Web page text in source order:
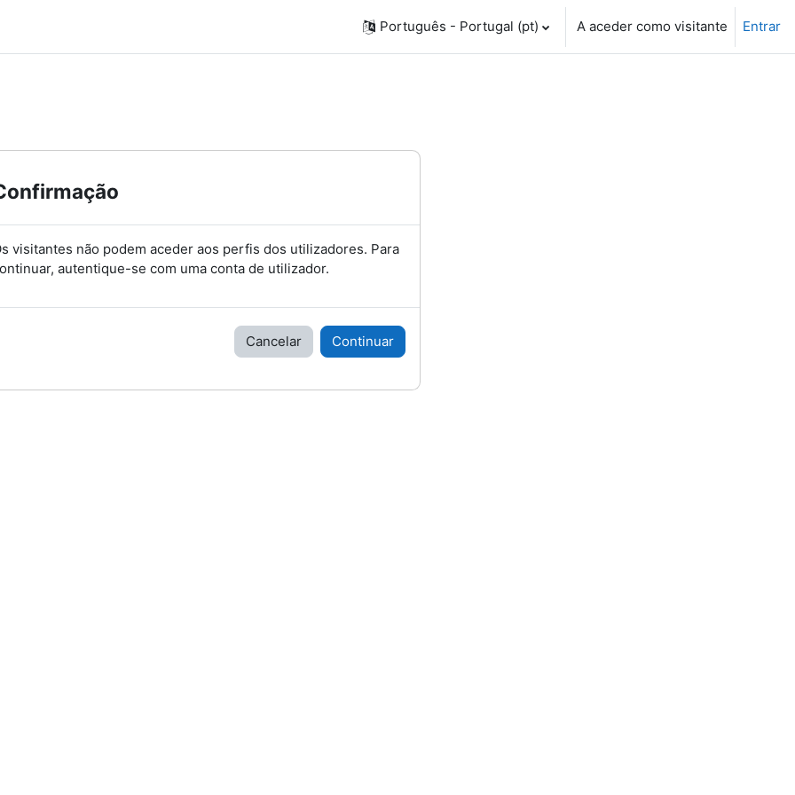
Português - Portugal ‎(pt)‎ A aceder como visitante Entrar
visitantes não podem aceder aos perfis dos utilizadores. Para
autentique-se com uma conta de utilizador.
Cancelar Continuar